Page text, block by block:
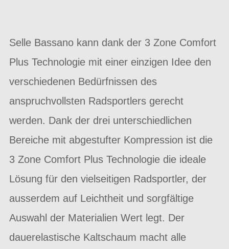
Selle Bassano kann dank der 3 Zone Comfort
Plus Technologie mit einer einzigen Idee den
verschiedenen Bedürfnissen des
anspruchvollsten Radsportlers gerecht
werden. Dank der drei unterschiedlichen
Bereiche mit abgestufter Kompression ist die
3 Zone Comfort Plus Technologie die ideale
Lösung für den vielseitigen Radsportler, der
ausserdem auf Leichtheit und sorgfältige
Auswahl der Materialien Wert legt. Der
dauerelastische Kaltschaum macht alle